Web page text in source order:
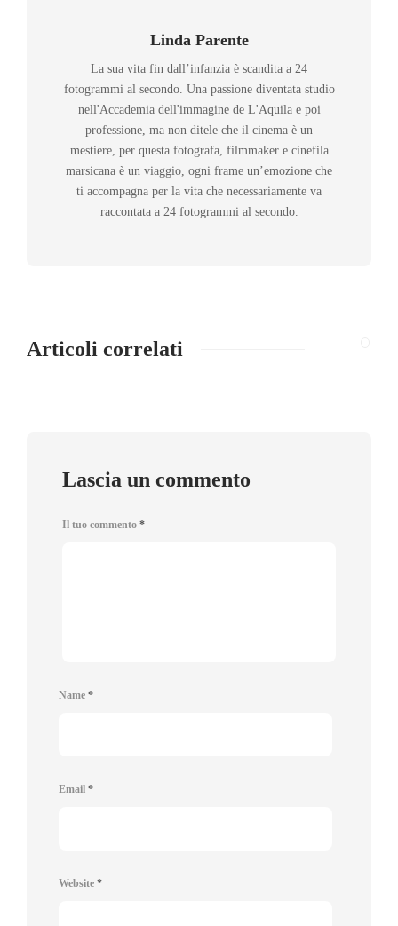
Linda Parente
La sua vita fin dall’infanzia è scandita a 24
fotogrammi al secondo. Una passione diventata studio
nell'Accademia dell'immagine de L'Aquila e poi
professione, ma non ditele che il cinema è un
mestiere, per questa fotografa, filmmaker e cinefila
marsicana è un viaggio, ogni frame un’emozione che
ti accompagna per la vita che necessariamente va
raccontata a 24 fotogrammi al secondo.
Articoli correlati
Lascia un commento
Il tuo commento *
Name *
Email *
Website *